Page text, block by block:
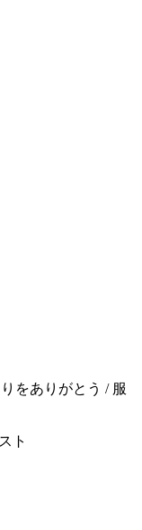
をありがとう / 服
ト